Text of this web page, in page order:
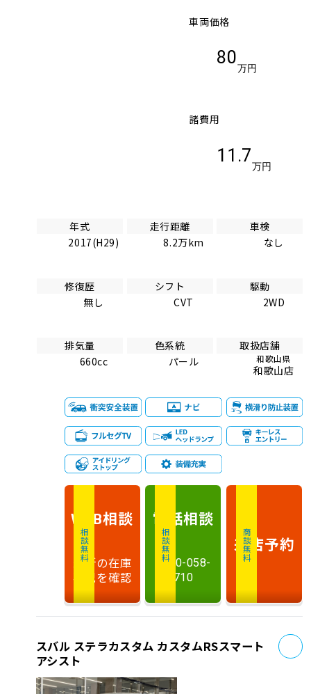
車両価格
80
万円
諸費用
11.7
万円
年式
2017(H29)
走行距離
8.2万km
車検
なし
修復歴
無し
シフト
CVT
駆動
2WD
排気量
660cc
色系統
パール
取扱店舗
和歌山県
和歌山店
相談無料
WEB相談
最新の在庫
状況を確認
相談無料
電話相談
0120-058-
710
商談無料
来店予約
スバル ステラカスタム カスタムRSスマート
アシスト